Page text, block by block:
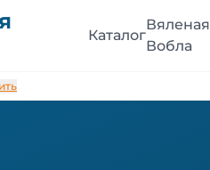
Каталог
Вяленая
Вобла